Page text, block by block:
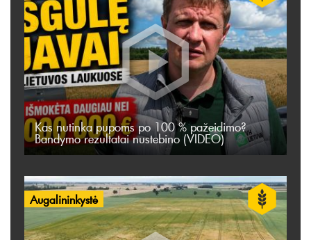
Kas nutinka pupoms po 100 % pažeidimo?
Bandymo rezultatai nustebino (VIDEO)
Augalininkystė